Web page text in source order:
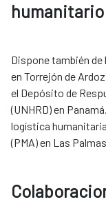
humanitario
Dispone también
en Torrejón de
el Depósito de
(UNHRD) en
logística
(PMA) en Las